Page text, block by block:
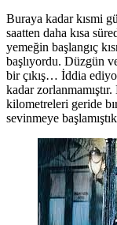
Buraya kadar kısmi
saatten daha kısa
yemeğin başlangıç
başlıyordu. Düzgün
bir çıkış… İddia
kadar
kilometreleri geride
sevinmeye